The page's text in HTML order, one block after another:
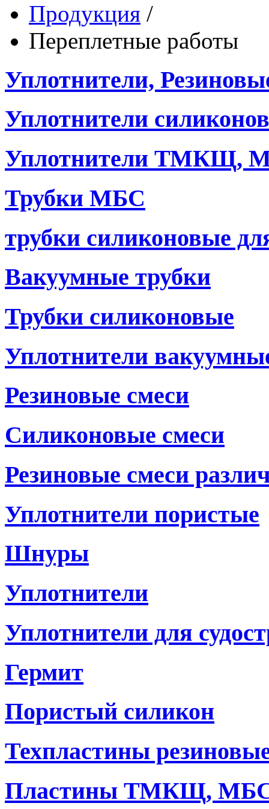
Продукция /
Переплетные работы
Уплотнители,
Уплотнители
Уплотнители ТМКЩ,
Трубки МБС
трубки силиконовые
Вакуумные трубки
Трубки силиконовые
Уплотнители
Резиновые смеси
Силиконовые смеси
Резиновые смеси
Уплотнители пористые
Шнуры
Уплотнители
Уплотнители для
Гермит
Пористый силикон
Техпластины
Пластины ТМКЩ,